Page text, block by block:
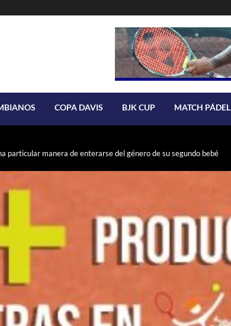
COPA DAVIS BJK CUP MATCH PÁDEL
particular manera de enterarse del género de su segundo bebé